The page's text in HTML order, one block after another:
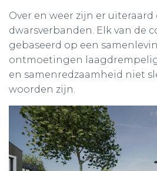
Over en weer zijn er uiteraard
dwarsverbanden. Elk van de
gebaseerd op een
ontmoetingen
en samenredzaamheid niet
woorden zijn.